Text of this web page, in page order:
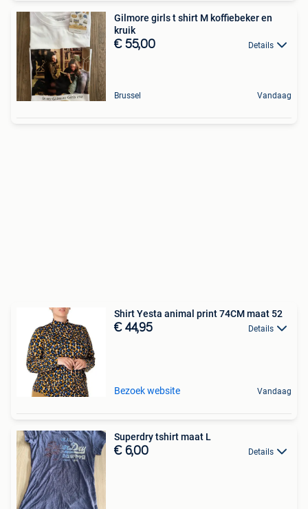
Gilmore girls t shirt M koffiebeker en
kruik
€ 55,00 Details
Brussel Vandaag
Shirt Yesta animal print 74CM maat 52
€ 44,95 Details
Bezoek website Vandaag
Superdry tshirt maat L
€ 6,00 Details